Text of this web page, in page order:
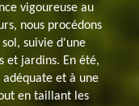
vigoureuse au
nous procédons
suivie d'une
et jardins. En été,
et à une
en taillant les